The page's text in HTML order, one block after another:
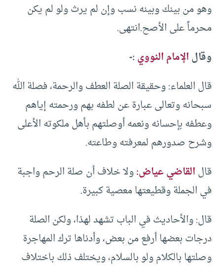
وهو من بينك وبينه نسب وإن لم يرث ولو لم يكن
محرماً على الأصح.انتهى.
وقالالإمام النووي:-
قال العلماء: وحقيقة الصلة العطف والرحمة، فصلة الله
سبحانه وتعالى عبارة عن لطفه بهم ورحمته إياهم
وعطفه بإحسانه ونعمه أوصلتهم بأهل ملكوته الأعلى
وشرح صدورهم لمعرفته وطاعته.
قالالقاضي عياض:ولا خلاف أن صلة الرحم واجبة
في الجملة وقطيعتها معصية كبيرة.
قال: والأحاديث في الباب تشهد لهذا، ولكن الصلة
درجات بعضها أرفع من بعض، وأدناها ترك المهاجرة
وصلتها بالكلام ولو بالسلام، ويختلف ذلك باختلاف